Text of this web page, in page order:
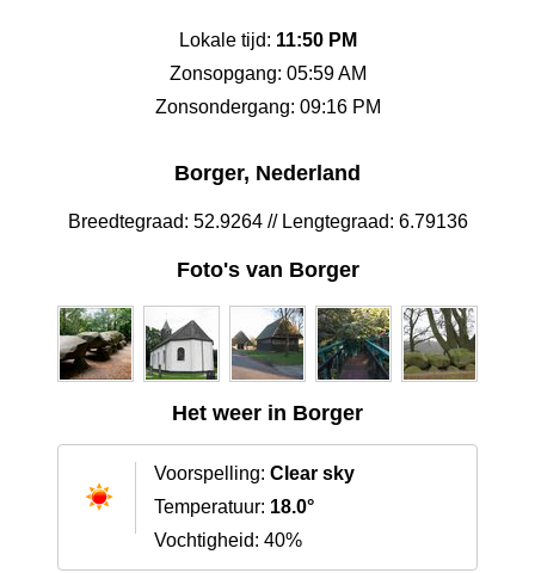
Lokale tijd: 11:50 PM
Zonsopgang: 05:59 AM
Zonsondergang: 09:16 PM
Borger, Nederland
Breedtegraad: 52.9264 // Lengtegraad: 6.79136
Foto's van Borger
Het weer in Borger
Voorspelling: Clear sky
Temperatuur: 18.0°
Vochtigheid: 40%